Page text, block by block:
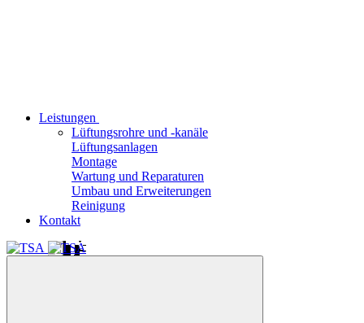
Leistungen
Lüftungsrohre und -kanäle
Lüftungsanlagen
Montage
Wartung und Reparaturen
Umbau und Erweiterungen
Reinigung
Kontakt